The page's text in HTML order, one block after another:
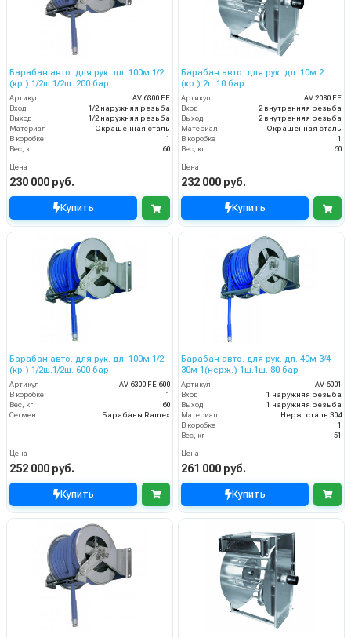
Барабан авто. для рук. дл. 100м 1/2
(кр.) 1/2ш.1/2ш. 200 бар
Артикул
AV 6300 FE
Вход
1/2 наружняя резьба
Выход
1/2 наружняя резьба
Материал
Окрашенная сталь
В коробке
1
Вес, кг
60
Цена
230 000 руб.
Купить
Барабан авто. для рук. дл. 10м 2
(кр.) 2г. 10 бар
Артикул
AV 2080 FE
Вход
2 внутренняя резьба
Выход
2 внутренняя резьба
Материал
Окрашенная сталь
В коробке
1
Вес, кг
60
Цена
232 000 руб.
Купить
Барабан авто. для рук. дл. 100м 1/2
(кр.) 1/2ш.1/2ш. 600 бар
Артикул
AV 6300 FE 600
В коробке
1
Вес, кг
60
Сегмент
Барабаны Ramex
Цена
252 000 руб.
Купить
Барабан авто. для рук. дл. 40м 3/4
30м 1(нерж.) 1ш.1ш. 80 бар
Артикул
AV 6001
Вход
1 наружняя резьба
Выход
1 наружняя резьба
Материал
Нерж. сталь 304
В коробке
1
Вес, кг
51
Цена
261 000 руб.
Купить